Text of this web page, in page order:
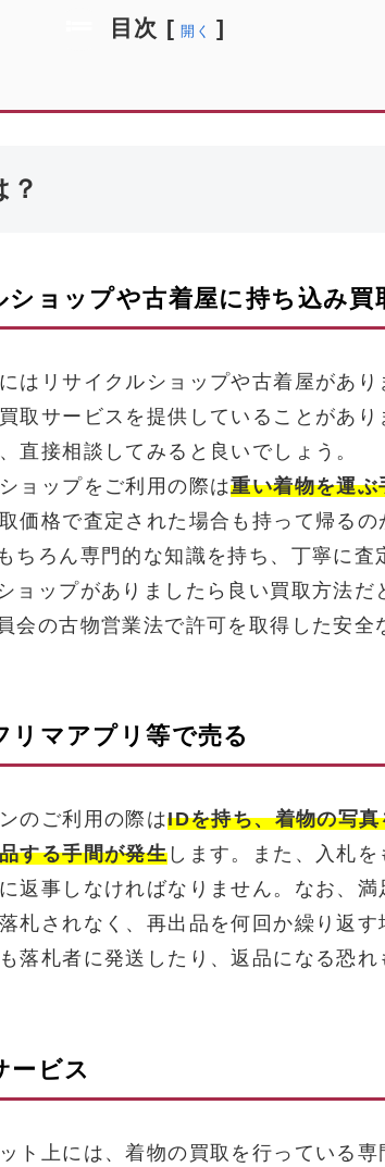
目次 [ 開く ]
ョップや古着屋に持ち込み買
はリサイクルショップや古着屋があ
取サービスを提供していることがあ
直接相談してみると良いでしょう。
ョップをご利用の際は重い着物を運
価格で査定された場合も持って帰る
ちろん専門的な知識を持ち、丁寧に査
ョップがありましたら良い買取方法
会の古物営業法で許可を取得した安全
マアプリ等で売る
のご利用の際はIDを持ち、着物の写
する手間が発生 します。また、入札
返事しなければなりません。なお、
札されなく、再出品を何回か繰り返
落札者に発送したり、返品になる恐
ービス
ト上には、着物の買取を行っている